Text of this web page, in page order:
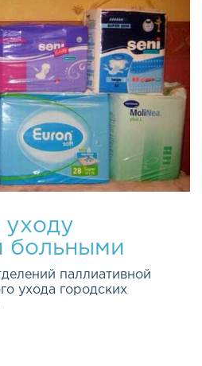
уходу
больными
паллиативной
ухода городских